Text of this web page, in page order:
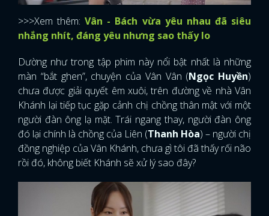
>>>Xem thêm:Vân - Bách vừa yêu nhau đã siêu
nhắng nhít, đáng yêu nhưng sao thấy lo
Dường như trong tập phim này nổi bật nhất là những
màn “bắt ghen”, chuyện của Vân Vân (Ngọc Huyền)
chưa được giải quyết êm xuôi, trên đường về nhà Vân
Khánh lại tiếp tục gặp cảnh chị chồng thân mật với một
người đàn ông lạ mặt. Trái ngang thay, người đàn ông
đó lại chính là chồng của Liên (Thanh Hòa) – người chị
đồng nghiệp của Vân Khánh, chưa gì tôi đã thấy rối não
rồi đó, không biết Khánh sẽ xử lý sao đây?